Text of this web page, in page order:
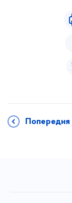
Попередня